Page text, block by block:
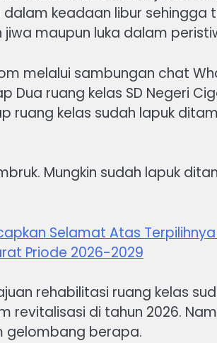
dalam keadaan libur sehingga
maupun luka dalam
melalui sambungan chat
Dua ruang kelas SD Negeri
ruang kelas sudah lapuk
Mungkin sudah lapuk
Selamat Atas
Priode 2026-2029
rehabilitasi ruang kelas
di tahun 2026.
gelombang berapa.